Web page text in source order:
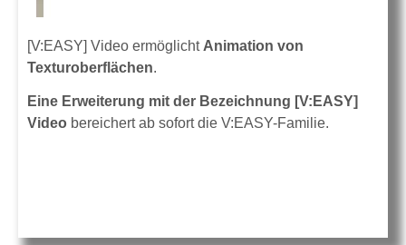
[V:EASY] Video ermöglicht Animation von
Texturoberflächen.
Eine Erweiterung mit der Bezeichnung [V:EASY]
Video bereichert ab sofort die V:EASY-Familie.